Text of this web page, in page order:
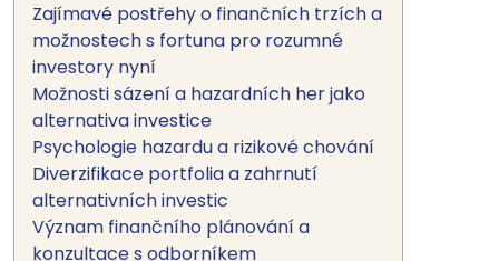
Zajímavé postřehy o finančních trzích a
možnostech s fortuna pro rozumné
investory nyní
Možnosti sázení a hazardních her jako
alternativa investice
Psychologie hazardu a rizikové chování
Diverzifikace portfolia a zahrnutí
alternativních investic
Význam finančního plánování a
konzultace s odborníkem